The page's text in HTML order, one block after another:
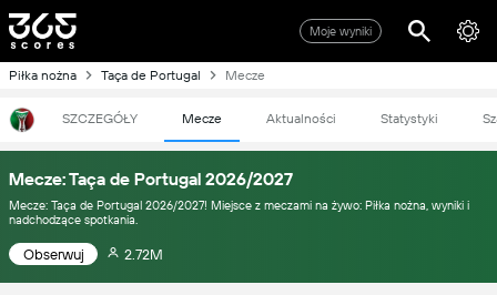
Moje wyniki
Piłka nożna Taça de Portugal Mecze
SZCZEGÓŁY Mecze Aktualności Statystyki
Mecze: Taça de Portugal 2026/2027
Mecze: Taça de Portugal 2026/2027! Miejsce z meczami na żywo: Piłka nożna, wyniki i
nadchodzące spotkania.
Obserwuj 2.72M